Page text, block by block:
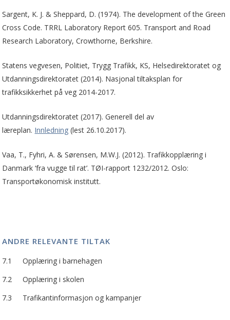
Sargent, K. J. & Sheppard, D. (1974). The development of the Green
Cross Code. TRRL Laboratory Report 605. Transport and Road
Research Laboratory, Crowthorne, Berkshire.
Statens vegvesen, Politiet, Trygg Trafikk, KS, Helsedirektoratet og
Utdanningsdirektoratet (2014). Nasjonal tiltaksplan for
trafikksikkerhet på veg 2014-2017.
Utdanningsdirektoratet (2017). Generell del av
læreplan. Innledning (lest 26.10.2017).
Vaa, T., Fyhri, A. & Sørensen, M.W.J. (2012). Trafikkopplæring i
Danmark ‘fra vugge til rat’. TØI-rapport 1232/2012. Oslo:
Transportøkonomisk institutt.
ANDRE RELEVANTE TILTAK
7.1
Opplæring i barnehagen
7.2
Opplæring i skolen
7.3
Trafikantinformasjon og kampanjer